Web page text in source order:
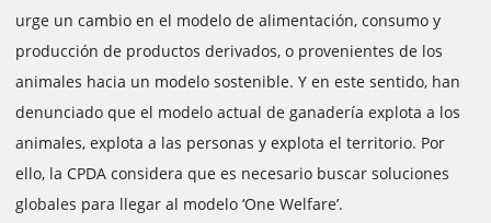
urge un cambio en el modelo de alimentación, consumo y
producción de productos derivados, o provenientes de los
animales hacia un modelo sostenible. Y en este sentido, han
denunciado que el modelo actual de ganadería explota a los
animales, explota a las personas y explota el territorio. Por
ello, la CPDA considera que es necesario buscar soluciones
globales para llegar al modelo ‘One Welfare’.